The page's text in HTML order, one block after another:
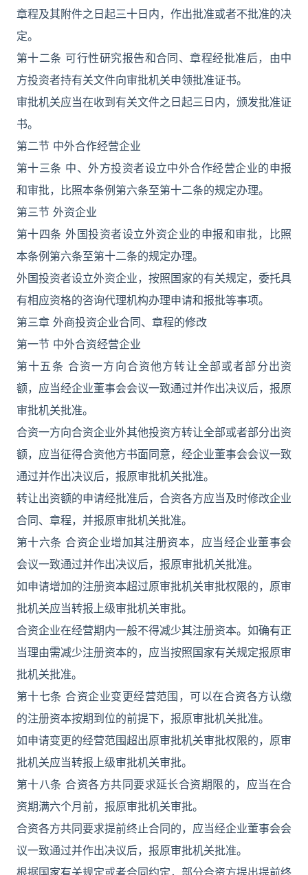
章程及其附件之日起三十日内，作出批准或者不批准的决
定。
第十二条 可行性研究报告和合同、章程经批准后，由中
方投资者持有关文件向审批机关申领批准证书。
审批机关应当在收到有关文件之日起三日内，颁发批准证
书。
第二节 中外合作经营企业
第十三条 中、外方投资者设立中外合作经营企业的申报
和审批，比照本条例第六条至第十二条的规定办理。
第三节 外资企业
第十四条 外国投资者设立外资企业的申报和审批，比照
本条例第六条至第十二条的规定办理。
外国投资者设立外资企业，按照国家的有关规定，委托具
有相应资格的咨询代理机构办理申请和报批等事项。
第三章 外商投资企业合同、章程的修改
第一节 中外合资经营企业
第十五条 合资一方向合资他方转让全部或者部分出资
额，应当经企业董事会会议一致通过并作出决议后，报原
审批机关批准。
合资一方向合资企业外其他投资方转让全部或者部分出资
额，应当征得合资他方书面同意，经企业董事会会议一致
通过并作出决议后，报原审批机关批准。
转让出资额的申请经批准后，合资各方应当及时修改企业
合同、章程，并报原审批机关批准。
第十六条 合资企业增加其注册资本，应当经企业董事会
会议一致通过并作出决议后，报原审批机关批准。
如申请增加的注册资本超过原审批机关审批权限的，原审
批机关应当转报上级审批机关审批。
合资企业在经营期内一般不得减少其注册资本。如确有正
当理由需减少注册资本的，应当按照国家有关规定报原审
批机关批准。
第十七条 合资企业变更经营范围，可以在合资各方认缴
的注册资本按期到位的前提下，报原审批机关批准。
如申请变更的经营范围超出原审批机关审批权限的，原审
批机关应当转报上级审批机关审批。
第十八条 合资各方共同要求延长合资期限的，应当在合
资期满六个月前，报原审批机关审批。
合资各方共同要求提前终止合同的，应当经企业董事会会
议一致通过并作出决议后，报原审批机关批准。
根据国家有关规定或者合同约定，部分合资方提出提前终